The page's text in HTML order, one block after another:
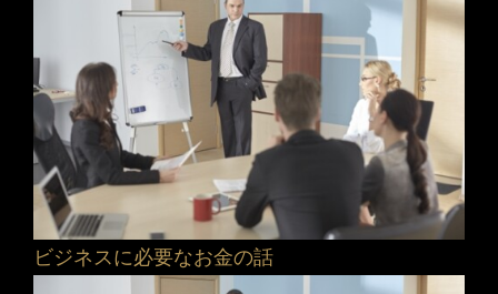
ビジネスに必要なお金の話